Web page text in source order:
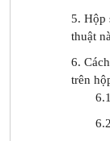
5. Hộp
thuật
6.
trên